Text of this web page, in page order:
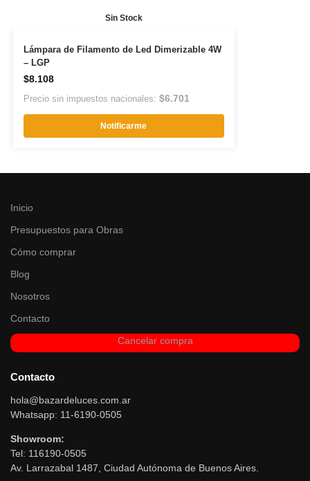
Sin Stock
Lámpara de Filamento de Led Dimerizable 4W
– LGP
$8.108
Precio sin impuestos nacionales: $6.701
Notificarme
Inicio
Presupuestos para Obras
Cómo comprar
Blog
Nosotros
Contacto
Cancelar compra
Contacto
hola@bazardeluces.com.ar
Whatsapp: 11-6190-0505
Showroom:
Tel: 116190-0505
Av. Larrazabal 1487, Ciudad Autónoma de Buenos Aires.